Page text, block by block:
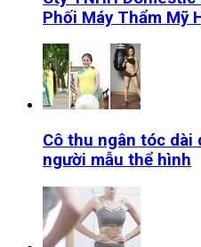
Phối Máy Thẩm Mỹ
Cô thu ngân tóc dài
người mẫu thể hình